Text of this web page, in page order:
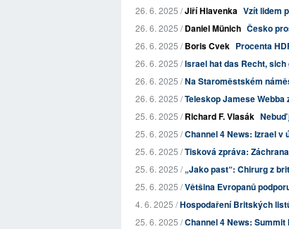
26. 6. 2025 /Jiří Hlavenka Vzít lidem
26. 6. 2025 /Daniel Münich Česko
26. 6. 2025 /Boris Cvek Procenta
26. 6. 2025 /Israel hat das Recht,
26. 6. 2025 /Na Staroměstském
26. 6. 2025 /Teleskop Jamese
25. 6. 2025 /Richard F. Vlasák Nebuď
25. 6. 2025 /Channel 4 News: Izrael
25. 6. 2025 /Tisková zpráva:
25. 6. 2025 /„Jako past“: Chirurg z
25. 6. 2025 /Většina Evropanů
4. 6. 2025 /Hospodaření Britských
25. 6. 2025 /Channel 4 News: Summit